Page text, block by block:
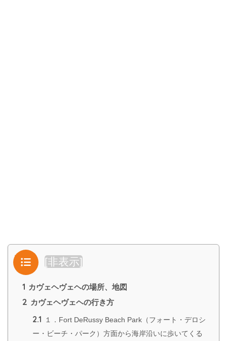
目次 [非表示]
1 カヴェヘヴェヘの場所、地図
2 カヴェヘヴェヘの行き方
2.1
１．Fort DeRussy Beach Park（フォート・デロシ
ー・ビーチ・パーク）方面から海岸沿いに歩いてくる